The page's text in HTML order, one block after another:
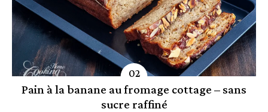
Pain à la banane au fromage cottage – sans
sucre raffiné